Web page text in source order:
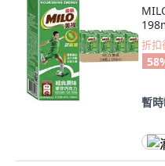
折扣
58
暫